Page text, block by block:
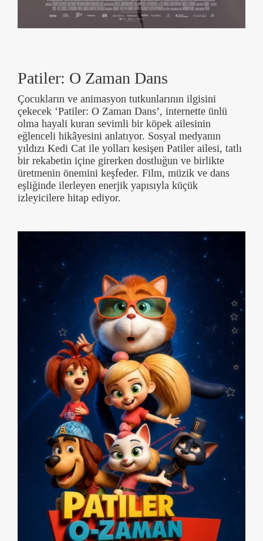
Patiler: O Zaman Dans
Çocukların ve animasyon tutkunlarının ilgisini
çekecek ‘Patiler: O Zaman Dans’, internette ünlü
olma hayali kuran sevimli bir köpek ailesinin
eğlenceli hikâyesini anlatıyor. Sosyal medyanın
yıldızı Kedi Cat ile yolları kesişen Patiler ailesi, tatlı
bir rekabetin içine girerken dostluğun ve birlikte
üretmenin önemini keşfeder. Film, müzik ve dans
eşliğinde ilerleyen enerjik yapısıyla küçük
izleyicilere hitap ediyor.